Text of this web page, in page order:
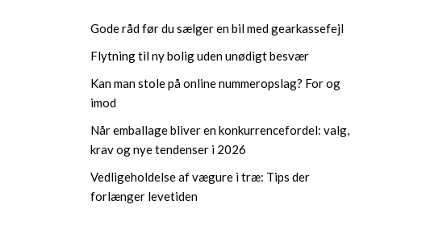
Gode råd før du sælger en bil med gearkassefejl
Flytning til ny bolig uden unødigt besvær
Kan man stole på online nummeropslag? For og
imod
Når emballage bliver en konkurrencefordel: valg,
krav og nye tendenser i 2026
Vedligeholdelse af vægure i træ: Tips der
forlænger levetiden